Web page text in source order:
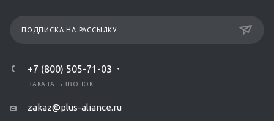
ПОДПИСКА НА РАССЫЛКУ
+7 (800) 505-71-03
ЗАКАЗАТЬ ЗВОНОК
zakaz@plus-aliance.ru